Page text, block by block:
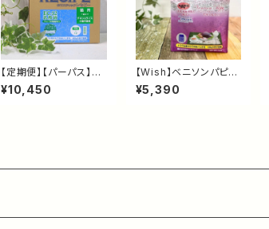
【定期便】【パーパス】ホ
リスティックレセピー E
C-12猫 4.8kg｜乳酸
¥10,450
【Wish】ベニソンパピー
1.8kg｜鹿肉・グレイン
フリー 子犬用ドッグフー
¥5,390